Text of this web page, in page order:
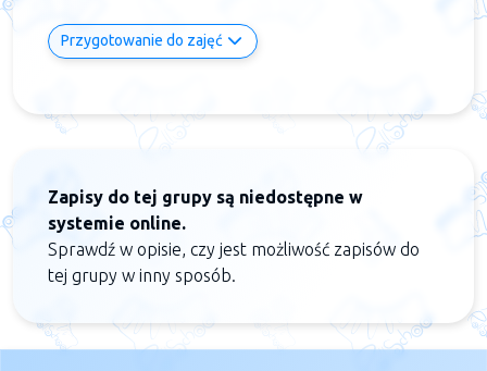
Przygotowanie do zajęć
Zapisy do tej grupy są niedostępne w
systemie online.
Sprawdź w opisie, czy jest możliwość zapisów do
tej grupy w inny sposób.